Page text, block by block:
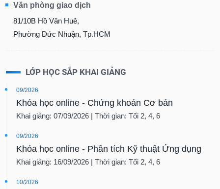
Văn phòng giao dịch
81/10B Hồ Văn Huê,
Phường Đức Nhuận, Tp.HCM
LỚP HỌC SẮP KHAI GIẢNG
09/2026
Khóa học online - Chứng khoán Cơ bản
Khai giảng: 07/09/2026 | Thời gian: Tối 2, 4, 6
09/2026
Khóa học online - Phân tích Kỹ thuật Ứng dụng
Khai giảng: 16/09/2026 | Thời gian: Tối 2, 4, 6
10/2026